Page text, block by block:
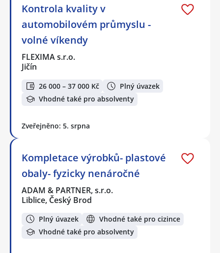
Kontrola kvality v
automobilovém průmyslu -
volné víkendy
FLEXIMA s.r.o.
Jičín
26 000 – 37 000 Kč
Plný úvazek
Vhodné také pro absolventy
Zveřejněno: 5. srpna
Kompletace výrobků- plastové
obaly- fyzicky nenáročné
ADAM & PARTNER, s.r.o.
Liblice, Český Brod
Plný úvazek
Vhodné také pro cizince
Vhodné také pro absolventy